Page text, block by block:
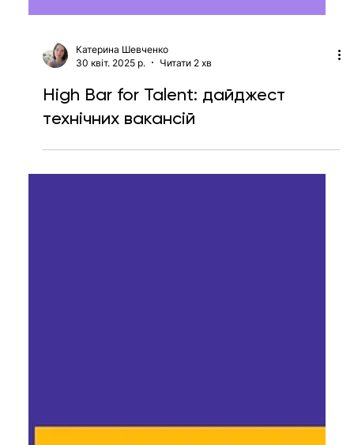
Катерина Шевченко